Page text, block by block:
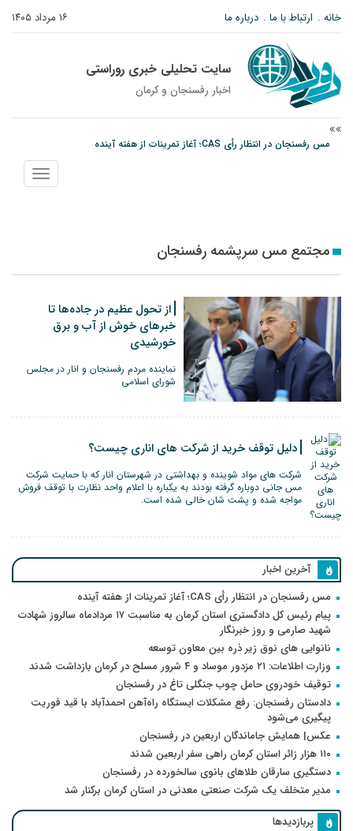
۱۶ مرداد ۱۴۰۵ خانه ارتباط با ما درباره ما
سایت تحلیلی خبری روراستی
اخبار رفسنجان و كرمان
مس رفسنجان در انتظار رأی CAS؛ آغاز تمرینات از هفته آینده
پیام رئیس کل دادگستری استان کرمان به مناسبت ۱۷ مردادماه سالروز شهادت شهید
نمایش
منو
مجتمع مس سرپشمه رفسنجان
از تحول عظیم در جاده‌ها تا
خبرهای خوش از آب و برق
خورشیدی
نماینده مردم رفسنجان و انار در مجلس
شورای اسلامی
دلیل توقف خرید از شرکت های اناری چیست؟
شرکت های مواد شوینده و بهداشتی در شهرستان انار که با حمایت شرکت
مس جانی دوباره گرفته بودند به یکباره با اعلام واحد نظارت با توقف فروش
مواجه شده و پشت شان خالی شده است.
آخرین اخبار
مس رفسنجان در انتظار رأی CAS؛ آغاز تمرینات از هفته آینده
پیام رئیس کل دادگستری استان کرمان به مناسبت ۱۷ مردادماه سالروز شهادت
شهید صارمی و روز خبرنگار
نانوایی های نوق زیر ذره بین معاون توسعه
وزارت اطلاعات: ۲۱ مزدور موساد و ۴ شرور مسلح در کرمان بازداشت شدند
توقیف خودروی حامل چوب جنگلی تاغ در رفسنجان
دادستان رفسنجان: رفع مشکلات ایستگاه راه‌آهن احمدآباد با قید فوریت
پیگیری می‌شود
عکس| همایش جاماندگان اربعین در رفسنجان
۱۱۰ هزار زائر استان کرمان راهی سفر اربعین شدند
دستگیری سارقان طلاهای بانوی سالخورده در رفسنجان
مدیر متخلف یک شرکت صنعتی معدنی در استان کرمان برکنار شد
پربازدیدها